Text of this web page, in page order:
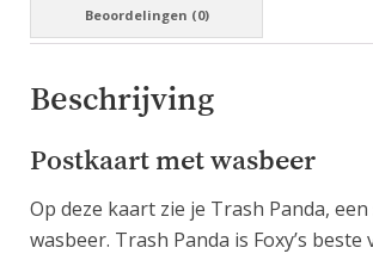
Beoordelingen (0)
Beschrijving
Postkaart met wasbeer
Op deze kaart zie je Trash Panda,
wasbeer. Trash Panda is Foxy’s beste